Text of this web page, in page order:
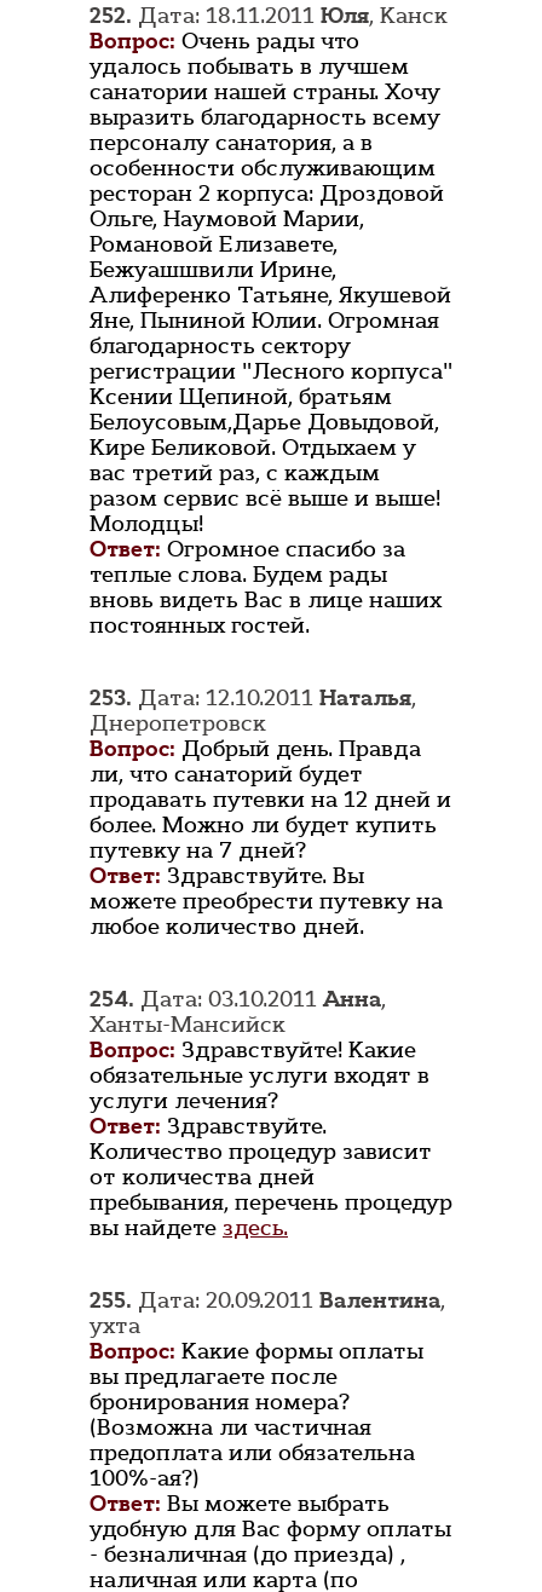
252. Дата: 18.11.2011 Юля, Канск
Вопрос: Очень рады что
удалось побывать в лучшем
санатории нашей страны. Хочу
выразить благодарность всему
персоналу санатория, а в
особенности обслуживающим
ресторан 2 корпуса: Дроздовой
Ольге, Наумовой Марии,
Романовой Елизавете,
Бежуашшвили Ирине,
Алиференко Татьяне, Якушевой
Яне, Пыниной Юлии. Огромная
благодарность сектору
регистрации "Лесного корпуса"
Ксении Щепиной, братьям
Белоусовым,Дарье Довыдовой,
Кире Беликовой. Отдыхаем у
вас третий раз, с каждым
разом сервис всё выше и выше!
Молодцы!
Ответ: Огромное спасибо за
теплые слова. Будем рады
вновь видеть Вас в лице наших
постоянных гостей.
253. Дата: 12.10.2011 Наталья,
Днеропетровск
Вопрос: Добрый день. Правда
ли, что санаторий будет
продавать путевки на 12 дней и
более. Можно ли будет купить
путевку на 7 дней?
Ответ: Здравствуйте. Вы
можете преобрести путевку на
любое количество дней.
254. Дата: 03.10.2011Анна,
Ханты-Мансийск
Вопрос: Здравствуйте! Какие
обязательные услуги входят в
услуги лечения?
Ответ: Здравствуйте.
Количество процедур зависит
от количества дней
пребывания, перечень процедур
вы найдете здесь.
255. Дата: 20.09.2011 Валентина,
ухта
Вопрос: Какие формы оплаты
вы предлагаете после
бронирования номера?
(Возможна ли частичная
предоплата или обязательна
100%-ая?)
Ответ: Вы можете выбрать
удобную для Вас форму оплаты
- безналичная (до приезда) ,
наличная или карта (по